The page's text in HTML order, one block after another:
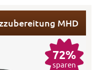
MHD
72%
sparen